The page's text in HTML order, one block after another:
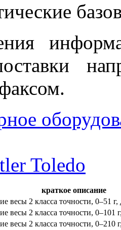
Toledo
краткое описание
весы 2 класса точности, 0–51 г,
весы 2 класса точности, 0–101
весы 2 класса точности, 0–210